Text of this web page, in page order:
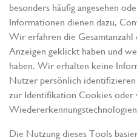
besonders häufig angesehen
Informationen dienen dazu,
Wir erfahren die
Anzeigen geklickt haben und
haben. Wir erhalten keine
Nutzer persönlich
zur Identifikation Cookies oder
Die Nutzung dieses Tools